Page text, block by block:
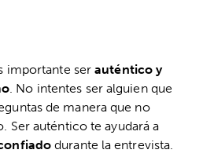
importante serauténtico y
. No intentes ser alguien que
de manera que no
Ser auténtico te ayudará a
durante la entrevista.